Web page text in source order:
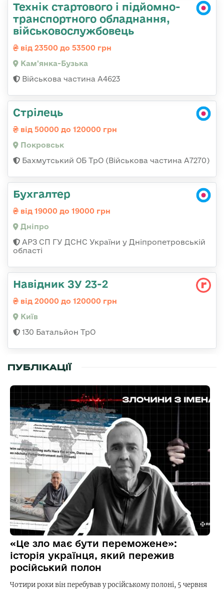
Технік стартового і підйомно-
транспортного обладнання,
військовослужбовець
від 23500 до 53500 грн
Кам'янка-Бузька
Військова частина А4623
Стрілець
від 50000 до 120000 грн
Покровськ
Бахмутський ОБ ТрО (Військова частина А7270)
Бухгалтер
від 19000 до 19000 грн
Дніпро
АРЗ СП ГУ ДСНС України у Дніпропетровській
області
Навідник ЗУ 23-2
від 20000 до 120000 грн
Київ
130 Батальйон ТрО
ПУБЛІКАЦІЇ
«Це зло має бути переможене»:
історія українця, який пережив
російський полон
Чотири роки він перебував у російському полоні, 5 червня